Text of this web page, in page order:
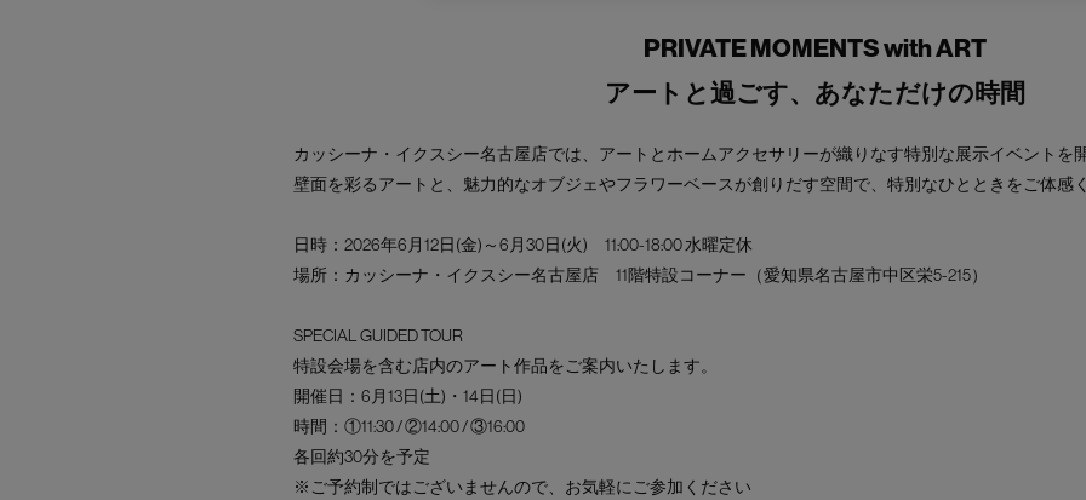
PRIVATE MOMENTS with ART
アートと過ごす、あなただけの時間
カッシーナ・イクスシー名古屋店では、アートとホームアクセサリーが織りなす特別な展示イベントを
壁面を彩るアートと、魅力的なオブジェやフラワーベースが創りだす空間で、特別なひとときをご体感
日時：2026年6月12日(金)～6月30日(火) 11:00-18:00 水曜定休
場所：カッシーナ・イクスシー名古屋店 11階特設コーナー（愛知県名古屋市中区栄5-215）
SPECIAL GUIDED TOUR
特設会場を含む店内のアート作品をご案内いたします。
開催日：6月13日(土)・14日(日)
時間：①11:30 / ②14:00 / ③16:00
各回約30分を予定
※ご予約制ではございませんので、お気軽にご参加ください